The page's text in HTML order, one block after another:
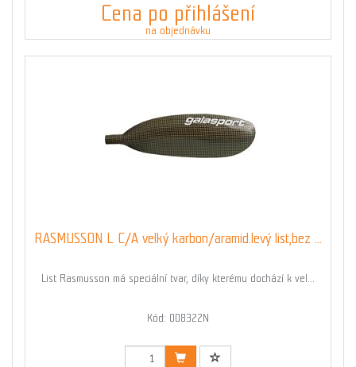
Cena po přihlášení
na objednávku
RASMUSSON L C/A velký karbon/aramid.levý list,bez ...
List Rasmusson má speciální tvar, díky kterému dochází k vel...
Kód: 008322N